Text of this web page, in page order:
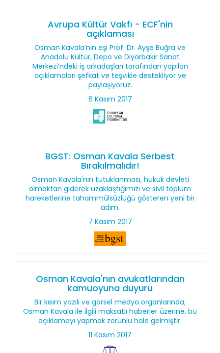
Avrupa Kültür Vakfı - ECF'nin
açıklaması
Osman Kavala’nın eşi Prof. Dr. Ayşe Buğra ve
Anadolu Kültür, Depo ve Diyarbakır Sanat
Merkezi’ndeki iş arkadaşları tarafından yapılan
açıklamaları şefkat ve teşvikle destekliyor ve
paylaşıyoruz.
6 Kasım 2017
BGST: Osman Kavala Serbest
Bırakılmalıdır!
Osman Kavala'nın tutuklanması, hukuk devleti
olmaktan giderek uzaklaştığımızı ve sivil toplum
hareketlerine tahammülsüzlüğü gösteren yeni bir
adım.
7 Kasım 2017
Osman Kavala'nın avukatlarından
kamuoyuna duyuru
Bir kısım yazılı ve görsel medya organlarında,
Osman Kavala ile ilgili maksatlı haberler üzerine, bu
açıklamayı yapmak zorunlu hale gelmiştir.
11 Kasım 2017